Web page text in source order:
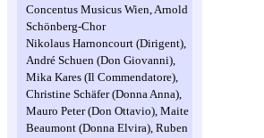
Concentus Musicus Wien, Arnold
Schönberg-Chor
Nikolaus Harnoncourt (Dirigent),
André Schuen (Don Giovanni),
Mika Kares (Il Commendatore),
Christine Schäfer (Donna Anna),
Mauro Peter (Don Ottavio), Maite
Beaumont (Donna Elvira), Ruben